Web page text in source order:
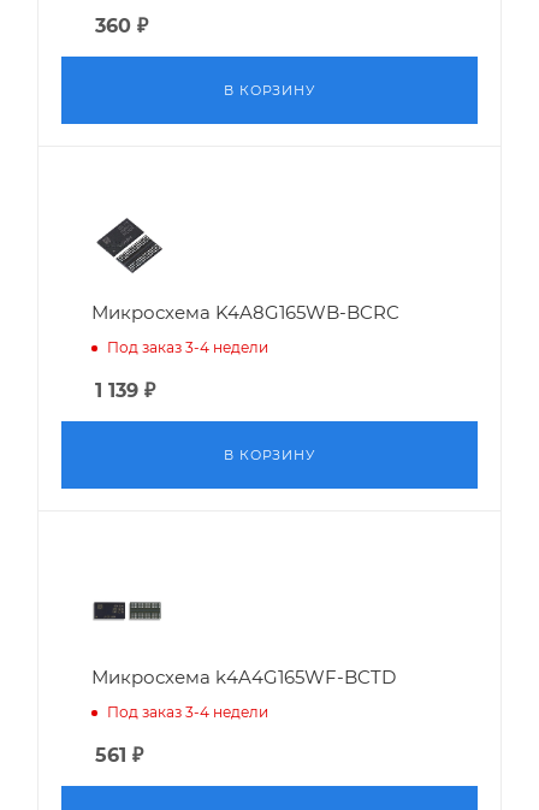
360 ₽
В КОРЗИНУ
Микросхема K4A8G165WB-BCRC
Под заказ 3-4 недели
1 139 ₽
В КОРЗИНУ
Микросхема k4A4G165WF-BCTD
Под заказ 3-4 недели
561 ₽